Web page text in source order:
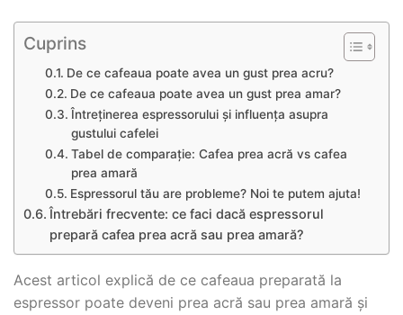
Cuprins
De ce cafeaua poate avea un gust prea acru?
De ce cafeaua poate avea un gust prea amar?
Întreținerea espressorului și influența asupra
gustului cafelei
Tabel de comparație: Cafea prea acră vs cafea
prea amară
Espressorul tău are probleme? Noi te putem ajuta!
Întrebări frecvente: ce faci dacă espressorul
prepară cafea prea acră sau prea amară?
Acest articol explică de ce cafeaua preparată la
espressor poate deveni prea acră sau prea amară și